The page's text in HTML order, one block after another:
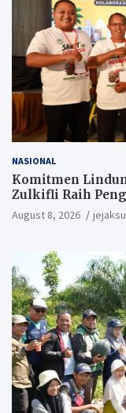
NASIONAL
Komitmen
Zulkifli Raih
August 8, 2026